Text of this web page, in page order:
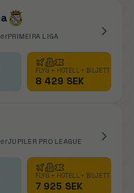
PRIMEIRA LIGA
FLYG + HOTELL + BILJETT
8 429 SEK
JUPILER PRO LEAGUE
FLYG + HOTELL + BILJETT
7 925 SEK